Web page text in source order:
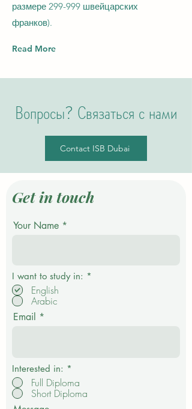
размере 299-999 швейцарских
франков).
Read More
Вопросы? Связаться с нами
Contact ISB Dubai
Get in touch
Your Name
I want to study in: *
English
Arabic
Email
Interested in: *
Full Diploma
Short Diploma